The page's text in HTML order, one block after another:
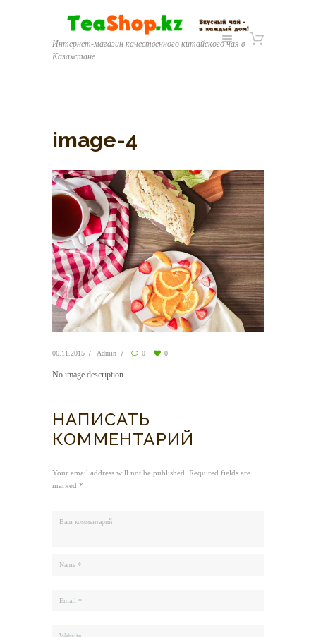
Интернет-магазин качественного китайского чая в
Казахстане
image-4
06.11.2015 Admin 0 0
No image description ...
НАПИСАТЬ
КОММЕНТАРИЙ
Your email address will not be published. Required fields are
marked *